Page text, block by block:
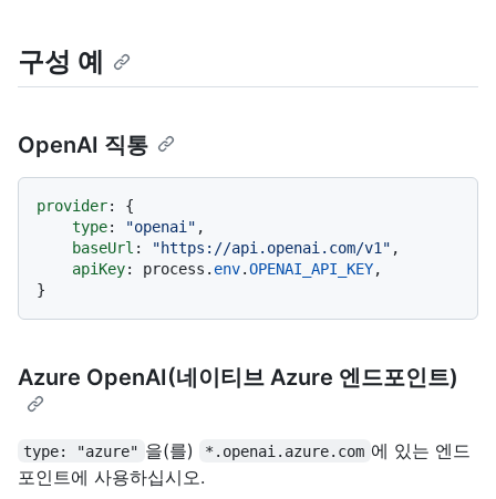
구성 예
OpenAI 직통
provider: {
type: "openai" ,
baseUrl : "https://api.openai.com/v1" ,
apiKey: process. env.OPENAI_API_KEY,
Azure OpenAI(네이티브 Azure 엔드포인트)
type: "azure" 을(를) *.openai.azure.com 에 있는 엔드
포인트에 사용하십시오.